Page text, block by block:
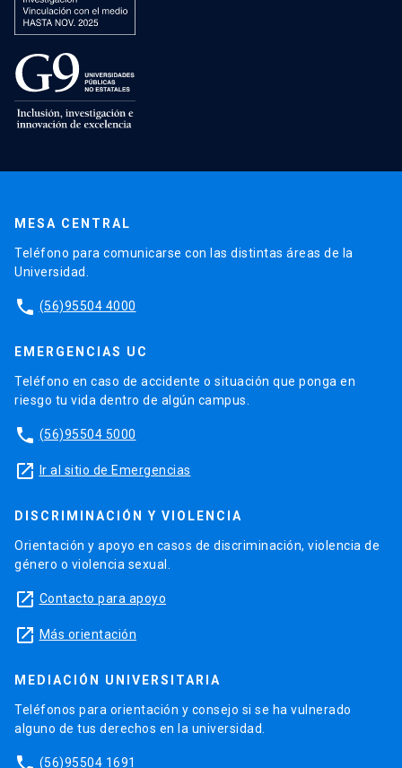
MESA CENTRAL
Teléfono para comunicarse con las distintas áreas de la
Universidad.
phone (56)95504 4000
EMERGENCIAS UC
Teléfono en caso de accidente o situación que ponga en
riesgo tu vida dentro de algún campus.
phone (56)95504 5000
launch Ir al sitio de Emergencias
DISCRIMINACIÓN Y VIOLENCIA
Orientación y apoyo en casos de discriminación, violencia de
género o violencia sexual.
launch Contacto para apoyo
launch Más orientación
MEDIACIÓN UNIVERSITARIA
Teléfonos para orientación y consejo si se ha vulnerado
alguno de tus derechos en la universidad.
(56)95504 1691